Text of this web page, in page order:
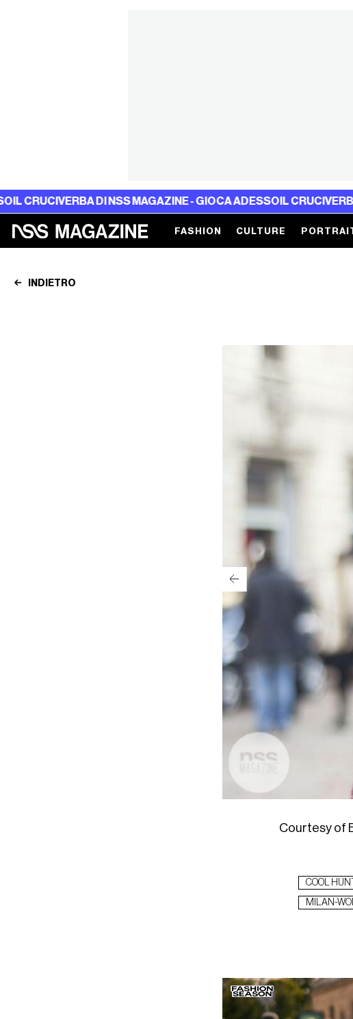
DI NSS MAGAZINE - GIOCA ADESSOIL CRUCIVERBA DI NSS
FASHION CULTURE
INDIETRO
Courtesy of
COOL
MILAN-